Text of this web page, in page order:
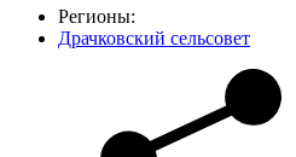
Регионы:
Драчковский сельсовет